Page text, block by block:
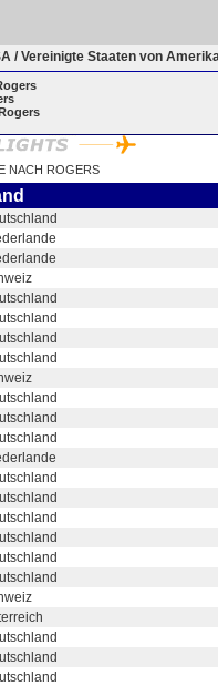
/ Vereinigte Staaten von
NACH ROGERS